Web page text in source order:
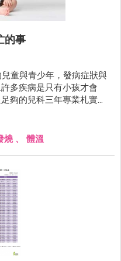
的事
童與青少年，發病症狀與
多疾病是只有小孩才會
夠的兒科三年專業札實訓
小兒疾病全身性的評估更
燒、 體溫